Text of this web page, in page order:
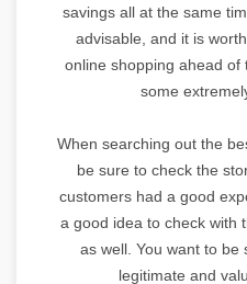
savings all at the same
advisable, and it is
online shopping ahead of
some
When searching out the
be sure to check the
customers had a good
a good idea to check with
as well. You want to be
legitimate and